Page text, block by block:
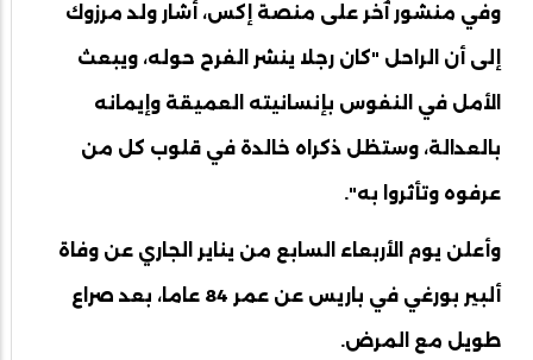
وفي منشور ٱخر على منصة إكس، أشار ولد مرزوك
إلى أن الراحل "كان رجلا ينشر الفرح حوله، ويبعث
الأمل في النفوس بإنسانيته العميقة وإيمانه
بالعدالة، وستظل ذكراه خالدة في قلوب كل من
عرفوه وتأثروا به".
وأعلن يوم الأربعاء السابع من يناير الجاري عن وفاة
ألبير بورغي في باريس عن عمر 84 عاما، بعد صراع
طويل مع المرض.